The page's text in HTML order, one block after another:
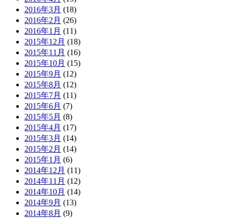
2016年3月 (18)
2016年2月 (26)
2016年1月 (11)
2015年12月 (18)
2015年11月 (16)
2015年10月 (15)
2015年9月 (12)
2015年8月 (12)
2015年7月 (11)
2015年6月 (7)
2015年5月 (8)
2015年4月 (17)
2015年3月 (14)
2015年2月 (14)
2015年1月 (6)
2014年12月 (11)
2014年11月 (12)
2014年10月 (14)
2014年9月 (13)
2014年8月 (9)